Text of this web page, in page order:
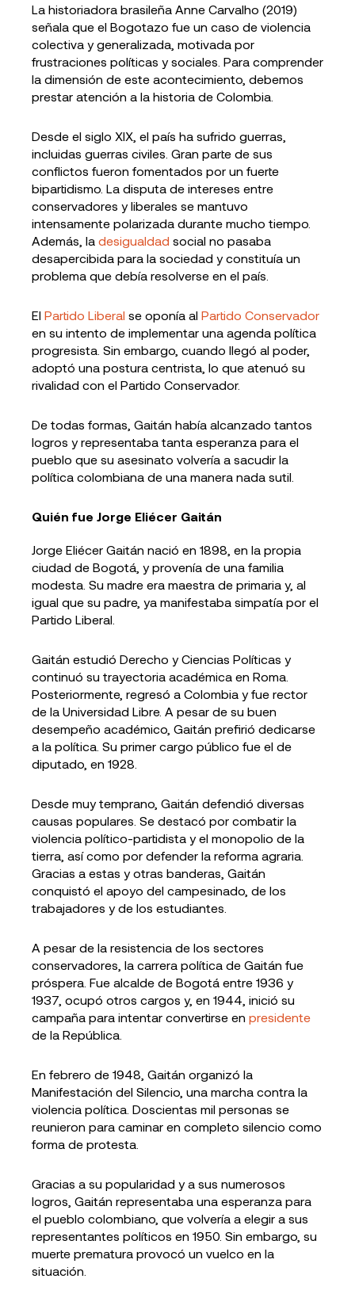
La historiadora brasileña Anne Carvalho (2019)
señala que el Bogotazo fue un caso de violencia
colectiva y generalizada, motivada por
frustraciones políticas y sociales. Para comprender
la dimensión de este acontecimiento, debemos
prestar atención a la historia de Colombia.
Desde el siglo XIX, el país ha sufrido guerras,
incluidas guerras civiles. Gran parte de sus
conflictos fueron fomentados por un fuerte
bipartidismo. La disputa de intereses entre
conservadores y liberales se mantuvo
intensamente polarizada durante mucho tiempo.
Además, la desigualdad social no pasaba
desapercibida para la sociedad y constituía un
problema que debía resolverse en el país.
El Partido Liberal se oponía al Partido Conservador
en su intento de implementar una agenda política
progresista. Sin embargo, cuando llegó al poder,
adoptó una postura centrista, lo que atenuó su
rivalidad con el Partido Conservador.
De todas formas, Gaitán había alcanzado tantos
logros y representaba tanta esperanza para el
pueblo que su asesinato volvería a sacudir la
política colombiana de una manera nada sutil.
Quién fue Jorge Eliécer Gaitán
Jorge Eliécer Gaitán nació en 1898, en la propia
ciudad de Bogotá, y provenía de una familia
modesta. Su madre era maestra de primaria y, al
igual que su padre, ya manifestaba simpatía por el
Partido Liberal.
Gaitán estudió Derecho y Ciencias Políticas y
continuó su trayectoria académica en Roma.
Posteriormente, regresó a Colombia y fue rector
de la Universidad Libre. A pesar de su buen
desempeño académico, Gaitán prefirió dedicarse
a la política. Su primer cargo público fue el de
diputado, en 1928.
Desde muy temprano, Gaitán defendió diversas
causas populares. Se destacó por combatir la
violencia político-partidista y el monopolio de la
tierra, así como por defender la reforma agraria.
Gracias a estas y otras banderas, Gaitán
conquistó el apoyo del campesinado, de los
trabajadores y de los estudiantes.
A pesar de la resistencia de los sectores
conservadores, la carrera política de Gaitán fue
próspera. Fue alcalde de Bogotá entre 1936 y
1937, ocupó otros cargos y, en 1944, inició su
campaña para intentar convertirse en presidente
de la República.
En febrero de 1948, Gaitán organizó la
Manifestación del Silencio, una marcha contra la
violencia política. Doscientas mil personas se
reunieron para caminar en completo silencio como
forma de protesta.
Gracias a su popularidad y a sus numerosos
logros, Gaitán representaba una esperanza para
el pueblo colombiano, que volvería a elegir a sus
representantes políticos en 1950. Sin embargo, su
muerte prematura provocó un vuelco en la
situación.